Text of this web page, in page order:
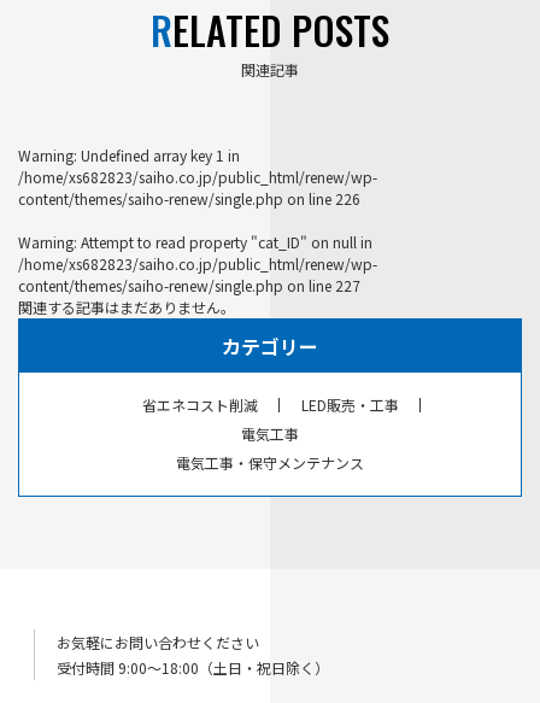
RELATED POSTS
関連記事
Warning: Undefined array key 1 in
/home/xs682823/saiho.co.jp/public_html/renew/wp-
content/themes/saiho-renew/single.php on line 226
Warning: Attempt to read property "cat_ID" on null in
/home/xs682823/saiho.co.jp/public_html/renew/wp-
content/themes/saiho-renew/single.php on line 227
関連する記事はまだありません。
カテゴリー
省エネコスト削減
LED販売・工事
電気工事
電気工事・保守メンテナンス
お気軽にお問い合わせください
受付時間 9:00〜18:00（土日・祝日除く）